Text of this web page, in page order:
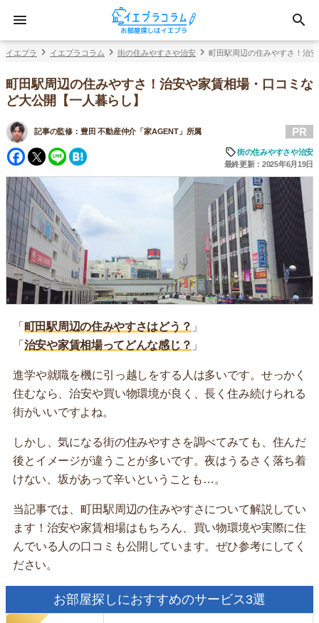
イエプラ イエプラコラム 街の住みやすさや治安 町田駅周辺の住みやすさ！治
町田駅周辺の住みやすさ！治安や家賃相場・口コミな
ど大公開【一人暮らし】
記事の監修： 豊田 不動産仲介「家AGENT」所属
Facebook
Twitter
Line
PR
街の住みやすさや治安
最終更新：2025年6月19日
「 町田駅周辺の住みやすさはどう？ 」
「 治安や家賃相場ってどんな感じ？ 」
進学や就職を機に引っ越しをする人は多いです。せっかく
住むなら、治安や買い物環境が良く、長く住み続けられる
街がいいですよね。
しかし、気になる街の住みやすさを調べてみても、住んだ
後とイメージが違うことが多いです。夜はうるさく落ち着
けない、坂があって辛いということも…。
当記事では、町田駅周辺の住みやすさについて解説してい
ます！治安や家賃相場はもちろん、買い物環境や実際に住
んでいる人の口コミも公開しています。ぜひ参考にしてく
ださい。
お部屋探しにおすすめのサービス3選